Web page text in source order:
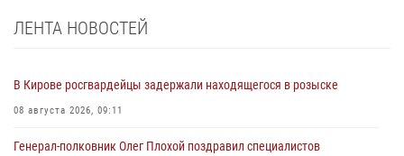
ЛЕНТА НОВОСТЕЙ
В Кирове росгвардейцы задержали находящегося в розыске
08 августа 2026, 09:11
Генерал-полковник Олег Плохой поздравил специалистов